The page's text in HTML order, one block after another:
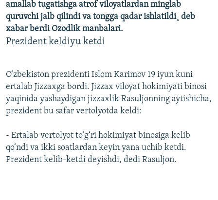
amallab tugatishga atrof viloyatlardan minglab
quruvchi jalb qilindi va tongga qadar ishlatildi¸ deb
xabar berdi Ozodlik manbalari.
Prezident keldiyu ketdi
O‘zbekiston prezidenti Islom Karimov 19 iyun kuni
ertalab Jizzaxga bordi. Jizzax viloyat hokimiyati binosi
yaqinida yashaydigan jizzaxlik Rasuljonning aytishicha,
prezident bu safar vertolyotda keldi:
- Ertalab vertolyot to‘g‘ri hokimiyat binosiga kelib
qo‘ndi va ikki soatlardan keyin yana uchib ketdi.
Prezident kelib-ketdi deyishdi, dedi Rasuljon.